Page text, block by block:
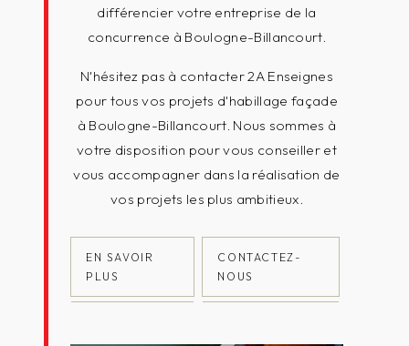
différencier votre entreprise de la
concurrence à Boulogne-Billancourt.
N'hésitez pas à contacter 2A Enseignes
pour tous vos projets d'habillage façade
à Boulogne-Billancourt. Nous sommes à
votre disposition pour vous conseiller et
vous accompagner dans la réalisation de
vos projets les plus ambitieux.
EN SAVOIR
PLUS
CONTACTEZ-
NOUS